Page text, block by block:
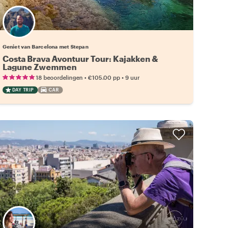
Geniet van Barcelona met Stepan
Costa Brava Avontuur Tour: Kajakken &
Lagune Zwemmen
18 beoordelingen • €105.00 pp• 9 uur
DAY TRIP CAR